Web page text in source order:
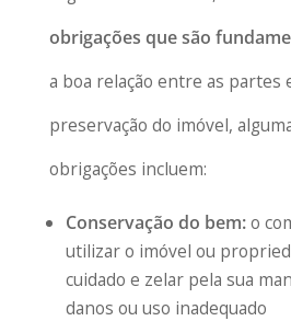
obrigações que são
a boa relação entre as partes
preservação do imóvel,
obrigações incluem:
Conservação do bem:o
utilizar o imóvel ou
cuidado e zelar pela sua
danos ou uso inadequado